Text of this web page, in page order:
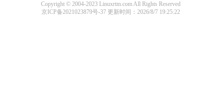
Copyright © 2004-2023 Linuxrtm.com All Rights Reserved
京ICP备2021023879号-37更新时间：2026/8/7 19:25:22